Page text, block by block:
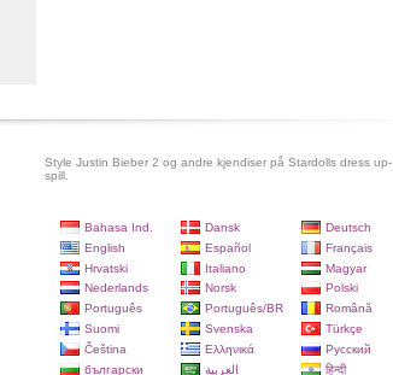
Style Justin Bieber 2 og andre kjendiser på Stardolls dress up-
spill.
Bahasa Ind. Dansk
Deutsch
English
Español
Français
Hrvatski
Italiano
Magyar
Nederlands
Norsk
Polski
Português
Português/BR
Română
Suomi
Svenska
Türkçe
Čeština
Ελληνικά
Русский
български
العربية हिन्दी